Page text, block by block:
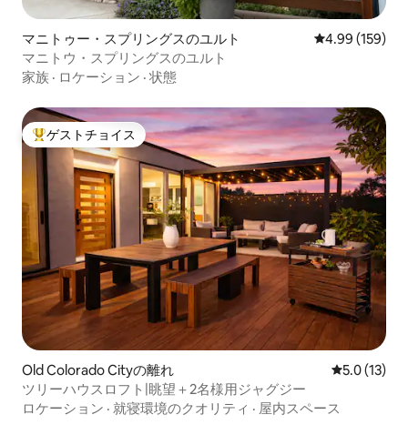
マニトゥー・スプリングスのユルト レビュー159
4.99 (159)
マニトウ・スプリングスのユルト
家族 · ロケーション · 状態
大好評のゲストチョイスです。
ゲストチョイス
Old Colorado Cityの離れ レビュー13
5.0 (13)
ツリーハウスロフト|眺望＋2名様用ジャグジー
ロケーション · 就寝環境のクオリティ · 屋内スペース